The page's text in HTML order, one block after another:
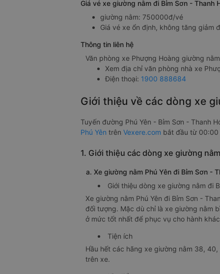
Giá vé xe giường nằm đi Bỉm Sơn - Thanh
giường nằm: 750000đ/vé
Giá vé xe ổn định, không tăng giảm
Thông tin liên hệ
Văn phòng xe Phượng Hoàng giường
Xem địa chỉ văn phòng nhà xe
Điện thoại: 1900 888684
Giới thiệu về các dòng xe
Tuyến đường Phú Yên - Bỉm Sơn - Thanh
Phú Yên trên Vexere.com bắt đầu từ 00:00
1. Giới thiệu các dòng xe giường
a. Xe giường nằm Phú Yên đi Bỉm Sơn -
Giới thiệu dòng xe giường nằm đi
Xe giường nằm Phú Yên đi Bỉm Sơn -
đối tượng. Mặc dù chỉ là xe giường nằm
ở mức tốt nhất để phục vụ cho hành
Tiện ích
Hầu hết các hãng xe giường nằm 38,
trên xe.